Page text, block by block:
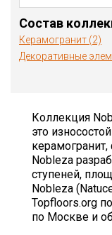
Состав
Керамогранит (2)
Декоративные
Коллекция
это
Nobleza
ступеней,
Nobleza
Topfloors.org
по Москве и